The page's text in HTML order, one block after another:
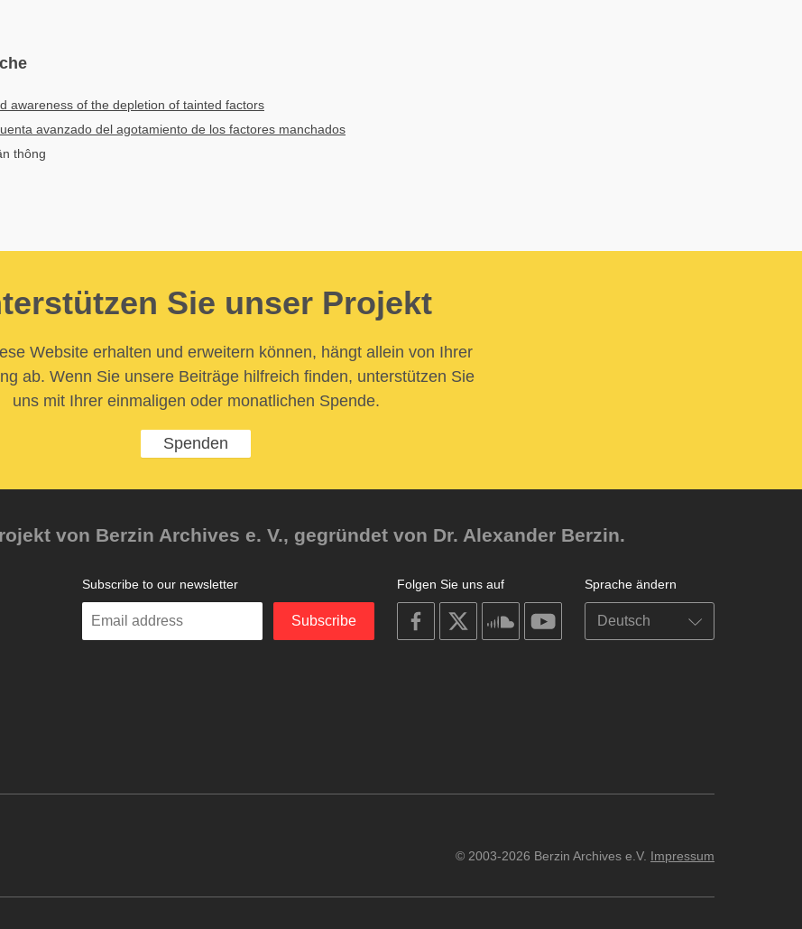
awareness of the depletion of tainted factors
avanzado del agotamiento de los factores manchados
thông
Sie unser Projekt
Website erhalten und erweitern können, hängt allein von Ihrer
ab. Wenn Sie unsere Beiträge hilfreich finden, unterstützen Sie
uns mit Ihrer einmaligen oder monatlichen Spende.
Spenden
von Berzin Archives e. V., gegründet von Dr. Alexander Berzin.
Sprache ändern
Folgen Sie uns auf
on
facebook
on
on
soundcloudyoutube
Subscribe to our newsletter
Enter
Subscribe
© 2003-2026 Berzin Archives e.V. Impressum